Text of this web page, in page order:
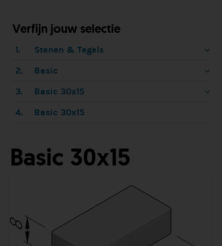
Verfijn jouw selectie
1.
Stenen & Tegels
2.
Basic
3.
Basic 30x15
4.
Basic 30x15
Basic 30x15